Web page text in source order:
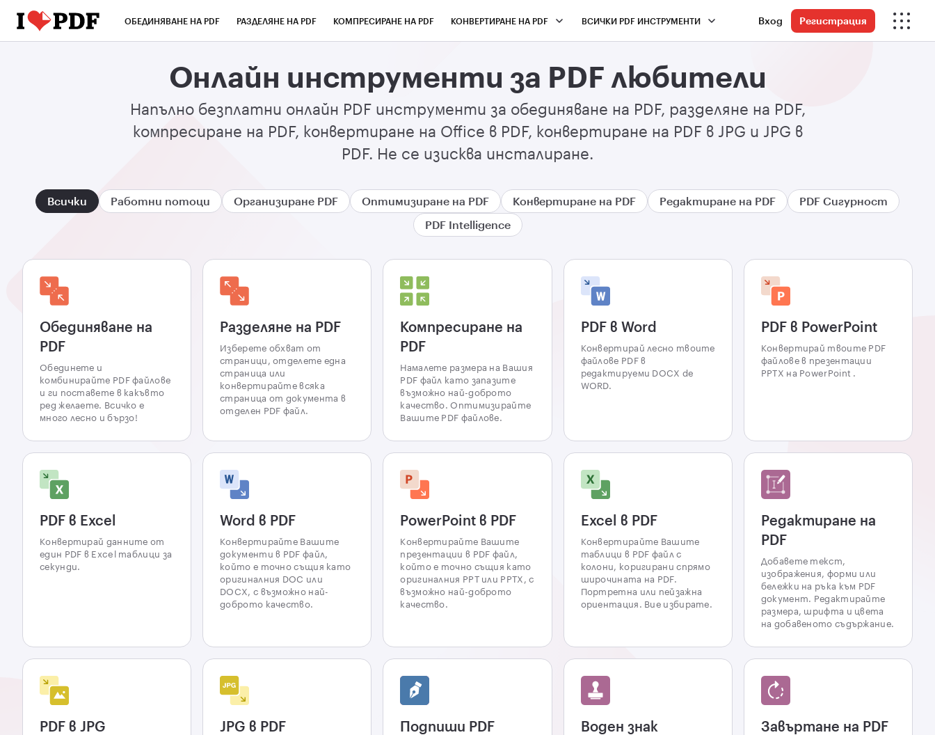
ОБЕДИНЯВАНЕ НА PDF РАЗДЕЛЯНЕ НА PDF КОМПРЕСИРАНЕ НА PDF КОНВЕРТИРАНЕ НА PDF ВСИЧКИ PDF ИНСТРУМЕНТИ Вход Регистрация
Онлайн инструменти за PDF любители
Напълно безплатни онлайн PDF инструменти за обединяване на PDF, разделяне на PDF,
компресиране на PDF, конвертиране на Office в PDF, конвертиране на PDF в JPG и JPG в
PDF. Не се изисква инсталиране.
Всички Работни потоци Организиране PDF Оптимизиране на PDF Конвертиране на PDF Редактиране на PDF
PDF Сигурност
PDF Intelligence
Обединяване на
PDF
Обединете и
комбинирайте PDF файлове
и ги поставете в какъвто
ред желаете. Всичко е
много лесно и бързо!
Разделяне на PDF
Изберете обхват от
страници, отделете една
страница или
конвертирайте всяка
страница от документа в
отделен PDF файл.
Компресиране на
PDF
Намалете размера на Вашия
PDF файл като запазите
възможно най-доброто
качество. Оптимизирайте
Вашите PDF файлове.
PDF в Word
Конвертирай лесно твоите
файлове PDF в
редактируеми DOCX de
WORD.
PDF в PowerPoint
Конвертирай твоите PDF
файлове в презентации
PPTX на PowerPoint .
PDF в Excel
Конвертирай данните от
един PDF в Excel таблици за
секунди.
Word в PDF
Конвертирайте Вашите
документи в PDF файл,
който е точно същия като
оригиналния DOC или
DOCX, с възможно най-
доброто качество.
PowerPoint в PDF
Конвертирайте Вашите
презентации в PDF файл,
който е точно същия като
оригиналния PPT или PPTX, с
възможно най-доброто
качество.
Excel в PDF
Конвертирайте Вашите
таблици в PDF файл с
колони, коригирани спрямо
широчината на PDF.
Портретна или пейзажна
ориентация. Вие избирате.
Редактиране на
PDF
Добавете текст,
изображения, форми или
бележки на ръка към PDF
документ. Редактирайте
размера, шрифта и цвета
на добавеното съдържание.
PDF в JPG JPG в PDF Подпиши PDF Воден знак Завъртане на PDF